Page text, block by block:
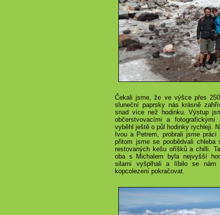
Čekali jsme, že ve výšce přes
sluneční paprsky nás krásně
snad více než hodinku. Výstup
občerstvovacími a
vyběhl ještě o půl hodinky rychleji.
Ivou a Petrem, probrali jsme
přitom jsme se poobědvali
restovaných kešu oříšků a chilli.
oba s Michalem byla nejvyšší
silami vyšplhali a líbilo se
kopcolezení pokračovat.